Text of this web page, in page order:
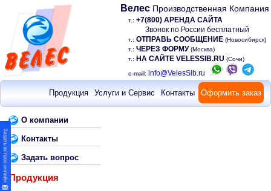
Велес Производственная Компания
т.: +7(800) АРЕНДА САЙТА
Звонок по России бесплатный
т.: ОТПРАВЬ СООБЩЕНИЕ (Новосибирск)
т.: ЧЕРЕЗ ФОРМУ (Москва)
т.: НА САЙТЕ VELESSIB.RU (Сочи)
e-mail: info@VelesSib.ru
Продукция Услуги и Сервис Контакты Оформить заказ
О компании
Контакты
Задать вопрос
Продукция